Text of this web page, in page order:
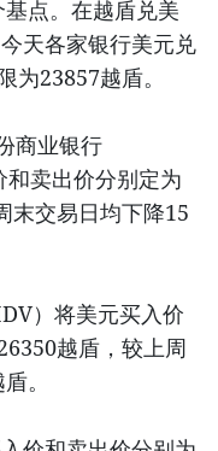
点。在越盾兑美
天各家银行美元兑
为23857越盾。
商业银行
卖出价分别定为
末交易日均下降15
）将美元买入价
越盾，较上周
。